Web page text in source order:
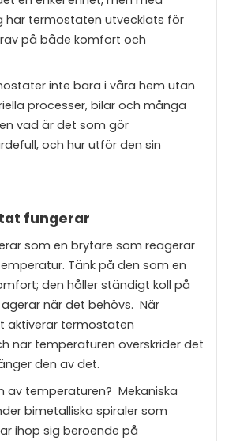
har termostaten utvecklats för
på både komfort och
inte bara i våra hem utan
processer, bilar och många
vad är det som gör
och hur utför den sin
fungerar
som en brytare som reagerar
Tänk på den som en
den håller ständigt koll på
när det behövs. När
aktiverar termostaten
när temperaturen överskrider det
den av det.
av temperaturen? Mekaniska
bimetalliska spiraler som
ihop sig beroende på